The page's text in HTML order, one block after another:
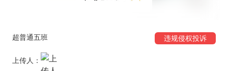
超普通五班 违规侵权投诉
上传人：